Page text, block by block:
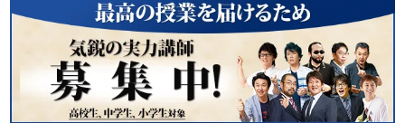
受験や高校の成績
ください！